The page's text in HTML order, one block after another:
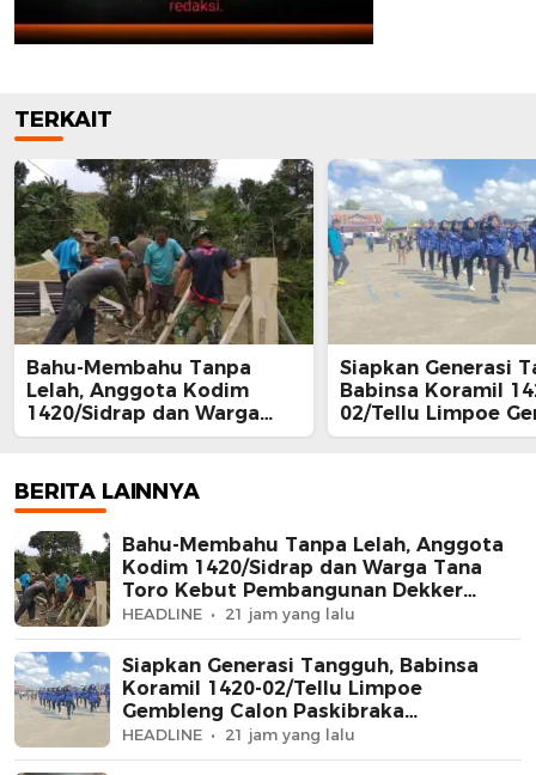
TERKAIT
Bahu-Membahu Tanpa
Lelah, Anggota Kodim
1420/Sidrap dan Warga
Tana Toro Kebut
Jembatan Beton
Siapkan Generasi
Babinsa Koramil
02/Tellu Limpoe
Calon Paskibraka
BERITA LAINNYA
Bahu-Membahu Tanpa Lelah, Anggota
Kodim 1420/Sidrap dan Warga Tana
Toro Kebut Pembangunan Dekker
Jembatan Beton
HEADLINE 21 jam yang lalu
Siapkan Generasi Tangguh, Babinsa
Koramil 1420-02/Tellu Limpoe
Gembleng Calon Paskibraka
Kecamatan
HEADLINE 21 jam yang lalu